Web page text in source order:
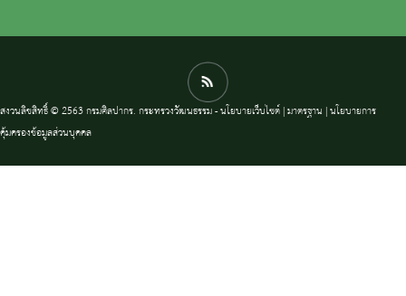
สงวนลิขสิทธิ์ © 2563 กรมศิลปากร. กระทรวงวัฒนธรรม -นโยบายเว็บไซต์|มาตรฐาน |นโยบายการ
คุ้มครองข้อมูลส่วนบุคคล